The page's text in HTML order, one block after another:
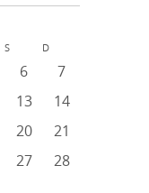
S D
6
7
13
14
20
21
27
28